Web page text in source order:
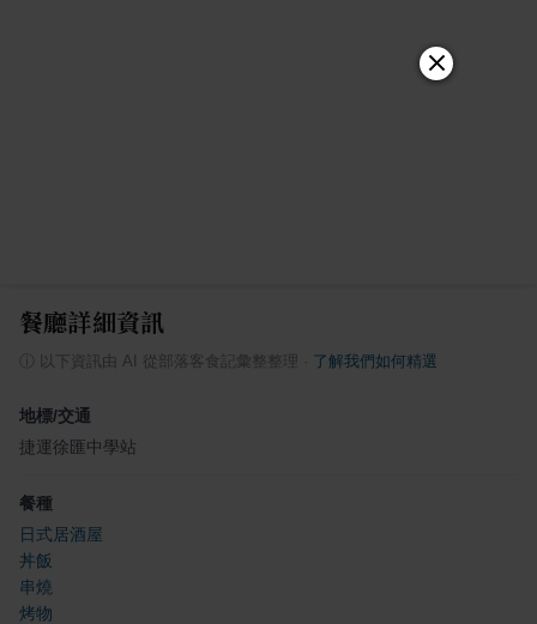
餐廳詳細資訊
以下資訊由 AI 從部落客食記彙整整理 了解我們如何精選
地標/交通
捷運徐匯中學站
餐種
日式居酒屋
丼飯
串燒
烤物